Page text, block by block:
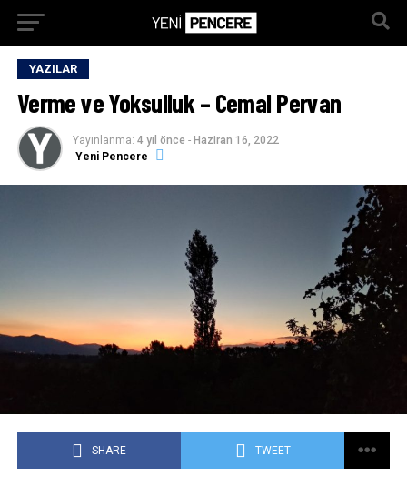
YAZILAR
Verme ve Yoksulluk – Cemal Pervan
Yayınlanma: 4 yıl önce - Haziran 16, 2022
Yeni Pencere
SHARE TWEET